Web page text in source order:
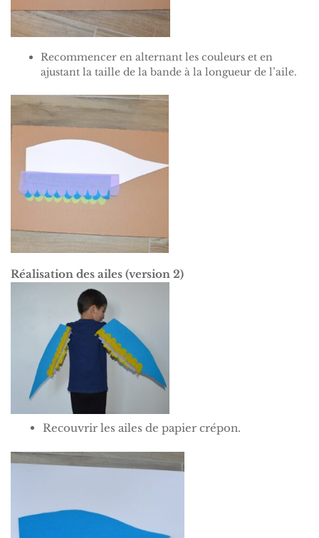
Recommencer en alternant les couleurs et en
ajustant la taille de la bande à la longueur de l’aile.
Réalisation des ailes (version 2)
Recouvrir les ailes de papier crépon.